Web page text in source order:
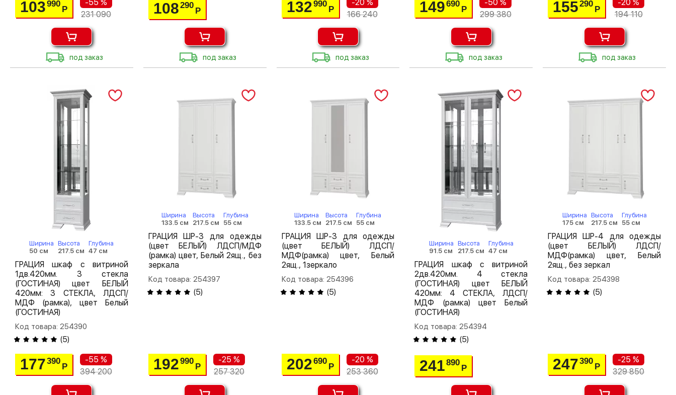
103990
Р
-55 %
231 090
под заказ
108290
Р
под заказ
132990
Р
-20 %
166 240
под заказ
149690
Р
-50 %
299 380
под заказ
155290
Р
-20 %
194 110
под заказ
Ширина
50 см
Высота
217.5 см
Глубина
47 см
ГРАЦИЯ шкаф с витриной
1дв.420мм. 3 стекла
(ГОСТИНАЯ) цвет БЕЛЫЙ
420мм: 3 СТЕКЛА, ЛДСП/
МДФ (рамка), цвет Белый
(ГОСТИНАЯ)
Код товара: 254390
(5)
177390
Р
-55 %
394 200
Ширина
133.5 см
Высота
217.5 см
Глубина
55 см
ГРАЦИЯ ШР-3 для одежды
(цвет БЕЛЫЙ) ЛДСП/МДФ
(рамка) цвет, Белый 2ящ., без
зеркала
Код товара: 254397
(5)
192990
Р
-25 %
257 320
Ширина
133.5 см
Высота
217.5 см
Глубина
55 см
ГРАЦИЯ ШР-3 для одежды
(цвет БЕЛЫЙ) ЛДСП/
МДФ(рамка) цвет, Белый
2ящ., 1зеркало
Код товара: 254396
(5)
202690
Р
-20 %
253 360
Ширина
91.5 см
Высота
217.5 см
Глубина
47 см
ГРАЦИЯ шкаф с витриной
2дв.420мм. 4 стекла
(ГОСТИНАЯ) цвет БЕЛЫЙ
420мм: 4 СТЕКЛА, ЛДСП/
МДФ (рамка) цвет Белый
(ГОСТИНАЯ)
Код товара: 254394
(5)
241890
Р
Ширина
175 см
Высота
217.5 см
Глубина
55 см
ГРАЦИЯ ШР-4 для одежды
(цвет БЕЛЫЙ) ЛДСП/
МДФ(рамка) цвет, Белый
2ящ., без зеркал
Код товара: 254398
(5)
247390
Р
-25 %
329 850